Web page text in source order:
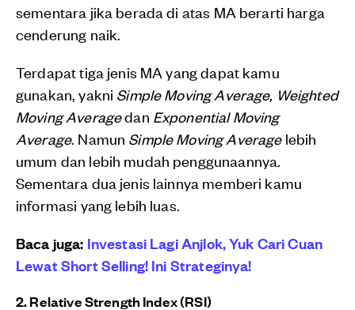
sementara jika berada di atas MA berarti harga
cenderung naik.
Terdapat tiga jenis MA yang dapat kamu
gunakan, yakni Simple Moving Average, Weighted
Moving Averagedan Exponential Moving
Average. Namun Simple Moving Averagelebih
umum dan lebih mudah penggunaannya.
Sementara dua jenis lainnya memberi kamu
informasi yang lebih luas.
Baca juga: Investasi Lagi Anjlok, Yuk Cari Cuan
Lewat Short Selling! Ini Strateginya!
2. Relative Strength Index (RSI)